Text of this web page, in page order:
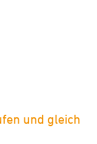
und gleich